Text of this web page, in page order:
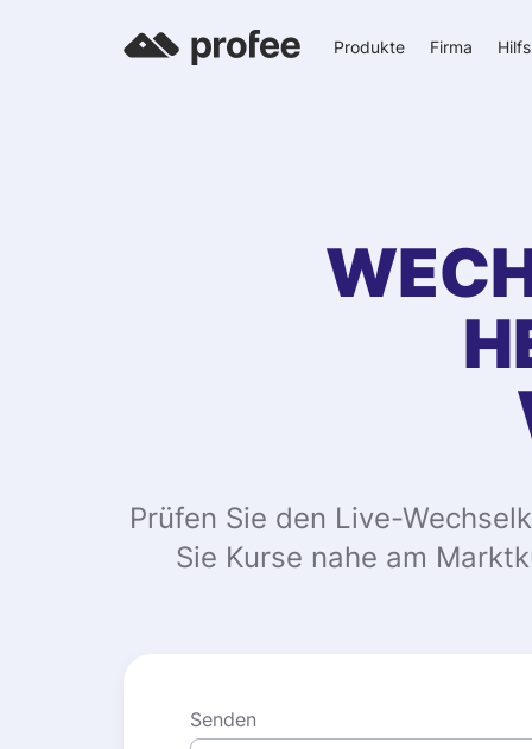
Produkte Firma
Prüfen Sie den Live-
Sie Kurse nahe am
Senden